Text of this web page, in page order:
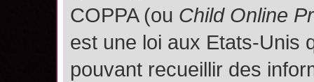
COPPA (ou Child Online
est une loi aux Etats-Unis
pouvant recueillir des